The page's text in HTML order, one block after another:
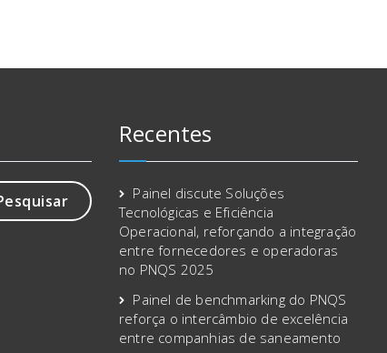
Recentes
Painel discute Soluções
Tecnológicas e Eficiência
Operacional, reforçando a integração
entre fornecedores e operadoras
no PNQS 2025
Painel de benchmarking do PNQS
reforça o intercâmbio de excelência
entre companhias de saneamento